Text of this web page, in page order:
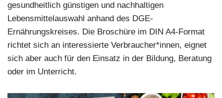
gesundheitlich günstigen und nachhaltigen
Lebensmittelauswahl anhand des DGE-
Ernährungskreises. Die Broschüre im DIN A4-Format
richtet sich an interessierte Verbraucher*innen, eignet
sich aber auch für den Einsatz in der Bildung, Beratung
oder im Unterricht.